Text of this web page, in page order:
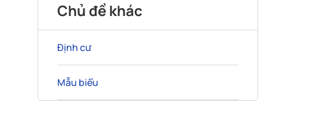
Chủ đề khác
Định cư
Mẫu biểu